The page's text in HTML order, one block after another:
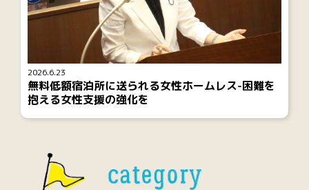
2026.6.23
無料低額宿泊所に送られる女性ホームレス-困難を
抱える女性支援の強化を